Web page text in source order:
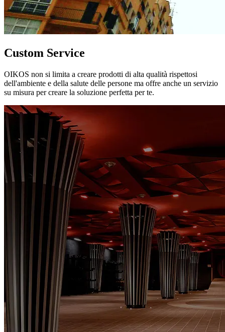
Custom Service
OIKOS non si limita a creare prodotti di alta qualità rispettosi
dell'ambiente e della salute delle persone ma offre anche un servizio
su misura per creare la soluzione perfetta per te.